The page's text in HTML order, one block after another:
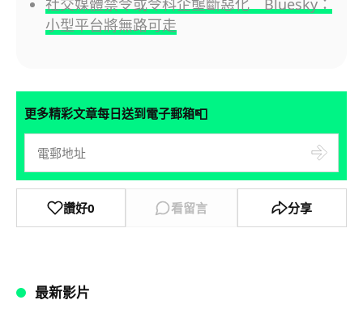
社交媒體禁令或令科企壟斷惡化 Bluesky：
小型平台將無路可走
更多精彩文章每日送到電子郵箱📮
讚好0 看留言 分享
最新影片